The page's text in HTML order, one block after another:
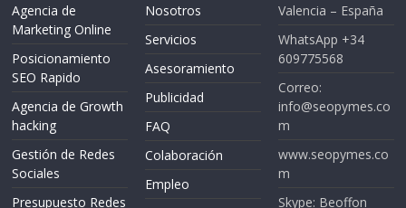
Agencia de
Marketing Online
Posicionamiento
SEO Rapido
Agencia de Growth
hacking
Gestión de Redes
Sociales
Presupuesto Redes
Nosotros
Servicios
Asesoramiento
Publicidad
FAQ
Colaboración
Empleo
Valencia – España
WhatsApp +34
609775568
Correo:
info@seopymes.co
m
www.seopymes.co
m
Skype: Beoffon